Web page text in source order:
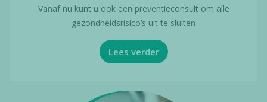
Vanaf nu kunt u ook een preventieconsult om alle
gezondheidsrisico’s uit te sluiten
Lees verder